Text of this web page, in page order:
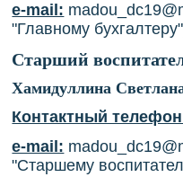
e-mail:
"Главному
Старший
Хамидуллина
Контактный
e-mail:
"Старшему